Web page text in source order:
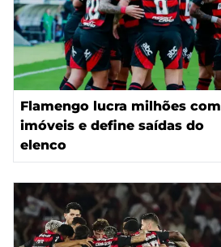
Flamengo lucra milhões com
imóveis e define saídas do
elenco